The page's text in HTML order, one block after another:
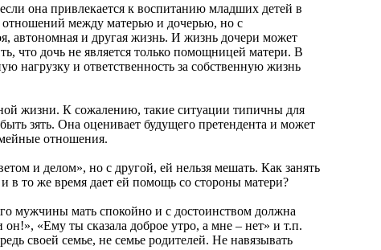
она привлекается к воспитанию младших детей в
отношений между матерью и дочерью, но с
автономная и другая жизнь. И жизнь дочери может
что дочь не является только помощницей матери. В
нагрузку и ответственность за собственную жизнь
жизни. К сожалению, такие ситуации типичны для
зять. Она оценивает будущего претендента и может
отношения.
и делом», но с другой, ей нельзя мешать. Как занять
в то же время дает ей помощь со стороны матери?
мужчины мать спокойно и с достоинством должна
«Ему ты сказала доброе утро, а мне – нет» и т.п.
своей семье, не семье родителей. Не навязывать